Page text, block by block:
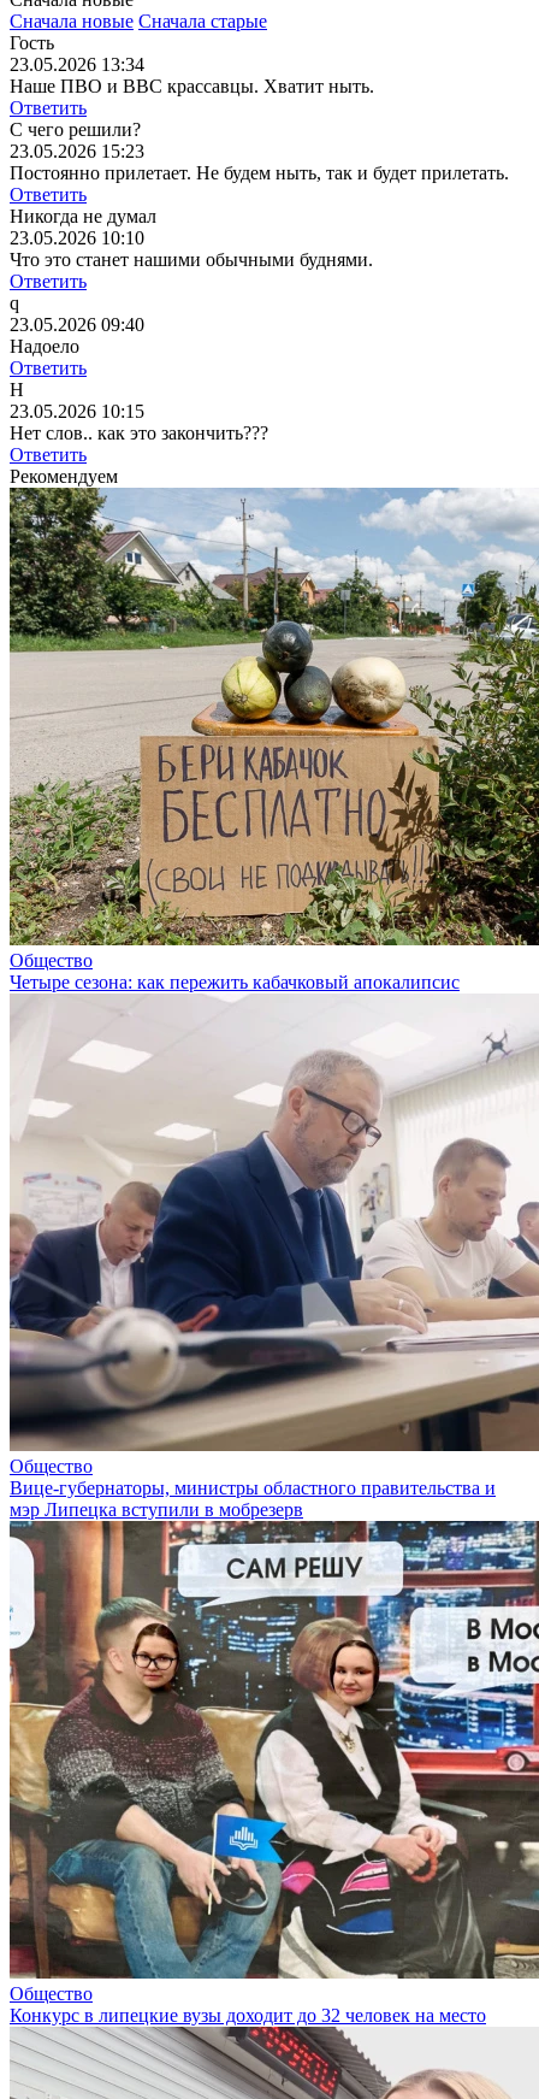
Сначала новые Сначала старые
Гость
23.05.2026 13:34
Наше ПВО и ВВС крассавцы. Хватит ныть.
Ответить
С чего решили?
23.05.2026 15:23
Постоянно прилетает. Не будем ныть, так и будет прилетать.
Ответить
Никогда не думал
23.05.2026 10:10
Что это станет нашими обычными буднями.
Ответить
q
23.05.2026 09:40
Надоело
Ответить
Н
23.05.2026 10:15
Нет слов.. как это закончить???
Ответить
Рекомендуем
Общество
Четыре сезона: как пережить кабачковый апокалипсис
Общество
Вице-губернаторы, министры областного правительства и
мэр Липецка вступили в мобрезерв
Общество
Конкурс в липецкие вузы доходит до 32 человек на место